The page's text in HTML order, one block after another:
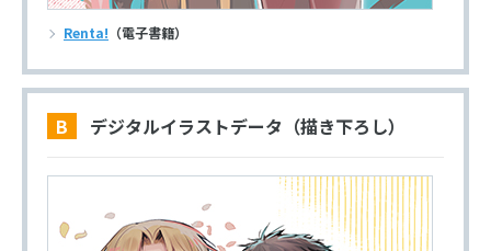
Renta! （電子書籍）
B デジタルイラストデータ（描き下ろし）